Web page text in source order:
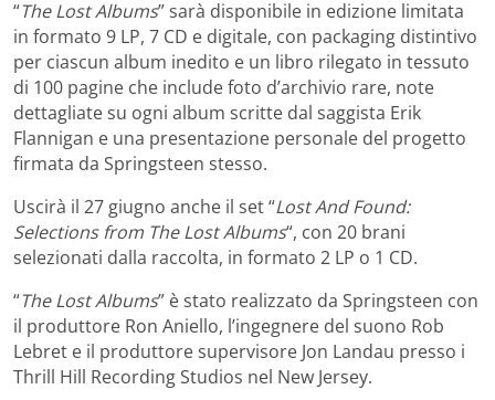
“The Lost Albums” sarà disponibile in edizione limitata
in formato 9 LP, 7 CD e digitale, con packaging distintivo
per ciascun album inedito e un libro rilegato in tessuto
di 100 pagine che include foto d’archivio rare, note
dettagliate su ogni album scritte dal saggista Erik
Flannigan e una presentazione personale del progetto
firmata da Springsteen stesso.
Uscirà il 27 giugno anche il set “Lost And Found:
Selections from The Lost Albums“, con 20 brani
selezionati dalla raccolta, in formato 2 LP o 1 CD.
“The Lost Albums” è stato realizzato da Springsteen con
il produttore Ron Aniello, l’ingegnere del suono Rob
Lebret e il produttore supervisore Jon Landau presso i
Thrill Hill Recording Studios nel New Jersey.